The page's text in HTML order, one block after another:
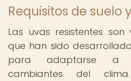
Requisitos de suelo
Las uvas resistentes
que han sido
para adaptarse a
cambiantes del